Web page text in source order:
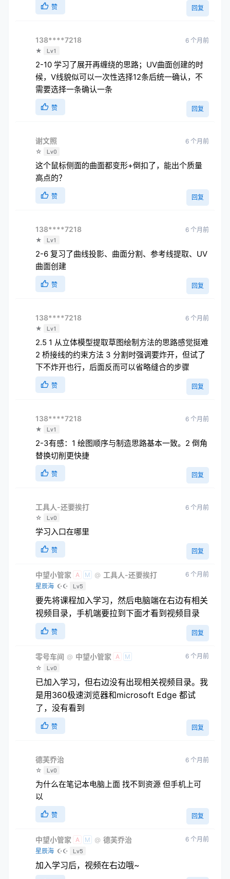
赞 回复
138****7218
★ Lv1
6 个月前
2-10 学习了展开再缠绕的思路；UV曲面创建的时
候，V线貌似可以一次性选择12条后统一确认，不
需要选择一条确认一条
赞 回复
谢文照
☆ Lv0
6 个月前
这个鼠标侧面的曲面都变形+倒扣了，能出个质量
高点的？
赞 回复
138****7218
★ Lv1
6 个月前
2-6 复习了曲线投影、曲面分割、参考线提取、UV
曲面创建
赞 回复
138****7218
★ Lv1
6 个月前
2.5 1 从立体模型提取草图绘制方法的思路感觉挺难
2 桥接线的约束方法 3 分割时强调要炸开，但试了
下不炸开也行，后面反而可以省略缝合的步骤
赞 回复
138****7218
★ Lv1
6 个月前
2-3有感：1 绘图顺序与制造思路基本一致。2 倒角
替换切削更快捷
赞 回复
工具人-还要挨打
☆ Lv0
6 个月前
学习入口在哪里
赞 回复
中望小管家 A M @ 工具人-还要挨打
星辰海 ☪☪ Lv5
6 个月前
要先将课程加入学习，然后电脑端在右边有相关
视频目录，手机端要拉到下面才看到视频目录
赞 回复
零号车间 @ 中望小管家 A
M
☆
Lv0
6 个月前
已加入学习，但右边没有出现相关视频目录。我
是用360极速浏览器和microsoft Edge 都试
了，没有看到
赞 回复
德芙乔治
☆ Lv0
6 个月前
为什么在笔记本电脑上面 找不到资源 但手机上可
以
赞 回复
中望小管家 A M @ 德芙乔治
星辰海 ☪☪ Lv5
6 个月前
加入学习后，视频在右边哦~